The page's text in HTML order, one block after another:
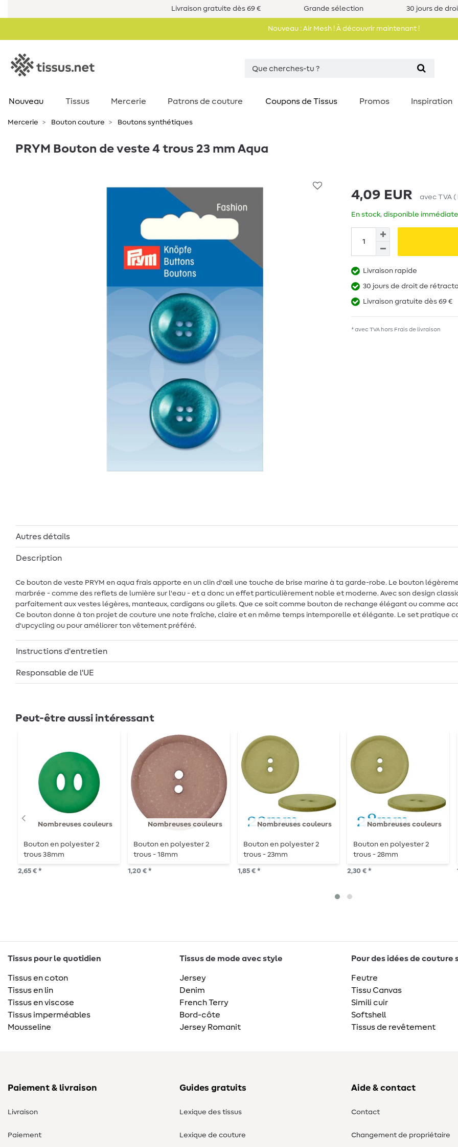
Livraison gratuite dès 69 € Grande sélection 30 jours de
Nouveau : Air Mesh ! À découvrir maintenant !
Nouveau Tissus Mercerie Patrons de couture Coupons de Tissus Promos Inspiration
Mercerie Bouton couture Boutons synthétiques
PRYM Bouton de veste 4 trous 23 mm Aqua
4,09 EUR avec TVA (
En stock, disponible
Livraison rapide
30 jours de droit de
Livraison gratuite dès 69 €
* avec TVA hors Frais de livraison
Autres détails
Description
Ce bouton de veste PRYM en aqua frais apporte en un clin d'œil une touche de brise marine à ta garde-robe. Le bouton
marbrée - comme des reflets de lumière sur l'eau - et a donc un effet particulièrement noble et moderne. Avec son design
parfaitement aux vestes légères, manteaux, cardigans ou gilets. Que ce soit comme bouton de rechange élégant ou comme
Ce bouton donne à ton projet de couture une note fraîche, claire et en même temps intemporelle et élégante. Le set pratique
d'upcycling ou pour améliorer ton vêtement préféré.
Instructions d'entretien
Responsable de l'UE
Peut-être aussi intéressant
Nombreuses couleurs
Bouton en polyester 2
trous 38mm
2,65 € *
Nombreuses couleurs
Bouton en polyester 2
trous - 18mm
1,20 € *
Nombreuses couleurs
Bouton en polyester 2
trous - 23mm
1,85 € *
Nombreuses couleurs
Bouton en polyester 2
trous - 28mm
2,30 € *
Tissus pour le quotidien
Tissus en coton
Tissus en lin
Tissus en viscose
Tissus imperméables
Mousseline
Tissus de mode avec style
Jersey
Denim
French Terry
Bord-côte
Jersey Romanit
Pour des idées de couture
Feutre
Tissu Canvas
Simili cuir
Softshell
Tissus de revêtement
Paiement & livraison
Livraison
Paiement
Guides gratuits
Lexique des tissus
Lexique de couture
Aide & contact
Contact
Changement de propriétaire